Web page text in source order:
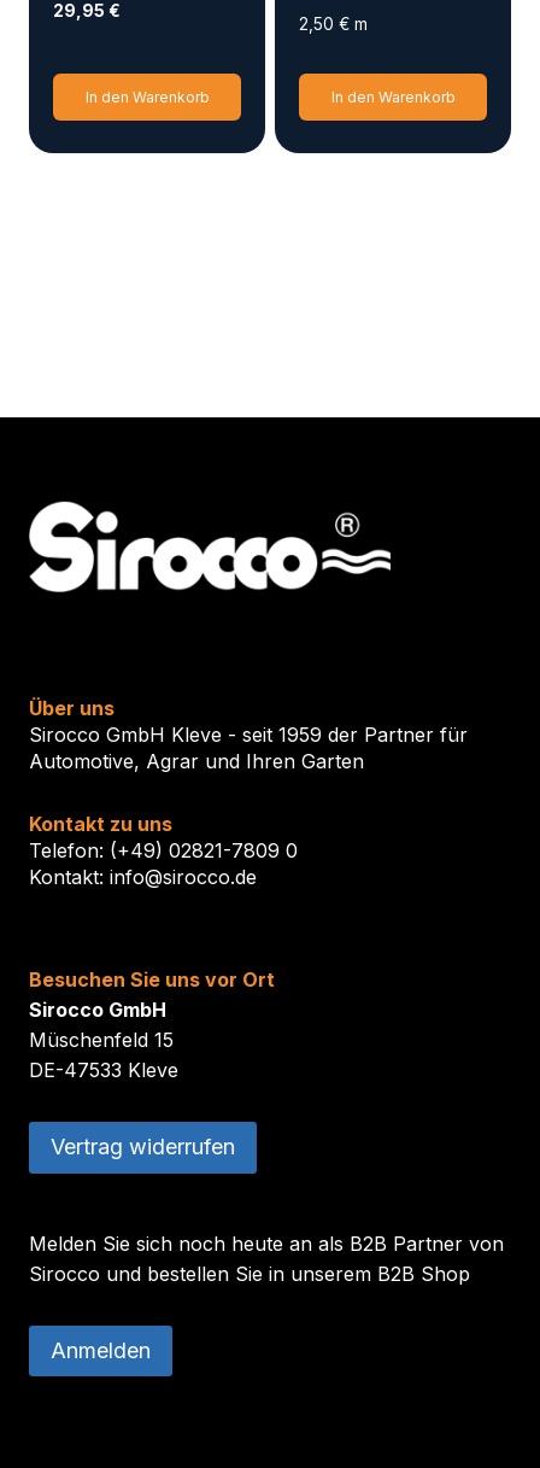
29,95 €
In den Warenkorb
2,50 € m
In den Warenkorb
Über uns
Sirocco GmbH Kleve - seit 1959 der Partner für
Automotive, Agrar und Ihren Garten
Kontakt zu uns
Telefon: (+49) 02821-7809 0
Kontakt: info@sirocco.de
Besuchen Sie uns vor Ort
Sirocco GmbH
Müschenfeld 15
DE-47533 Kleve
Vertrag widerrufen
Melden Sie sich noch heute an als B2B Partner von
Sirocco und bestellen Sie in unserem B2B Shop
Anmelden